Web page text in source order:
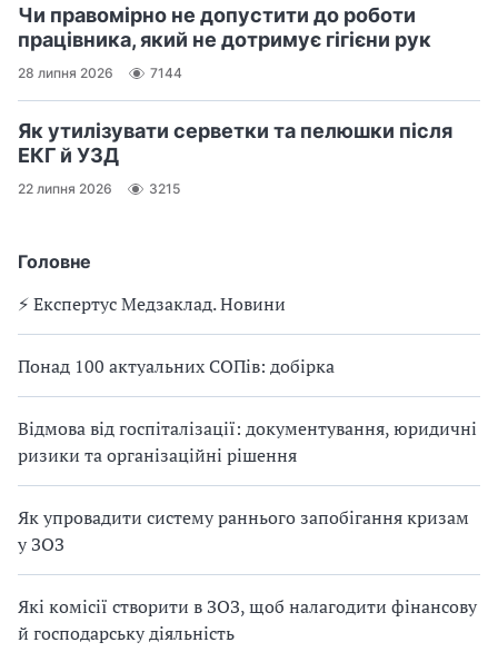
Головне
⚡️ Експертус Медзаклад. Новини
Понад 100 актуальних СОПів: добірка
Відмова від госпіталізації: документування, юридичні
ризики та організаційні рішення
Як упровадити систему раннього запобігання кризам
у ЗОЗ
Які комісії створити в ЗОЗ, щоб налагодити фінансову
й господарську діяльність
Чи правомірно не допустити до роботи
працівника, який не дотримує гігієни рук
28 липня 2026 7144
Як утилізувати серветки та пелюшки після
ЕКГ й УЗД
22 липня 2026 3215